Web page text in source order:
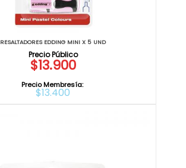
RESALTADORES EDDING MINI X 5 UND
$13.900
Precio Membresía:
$13.400